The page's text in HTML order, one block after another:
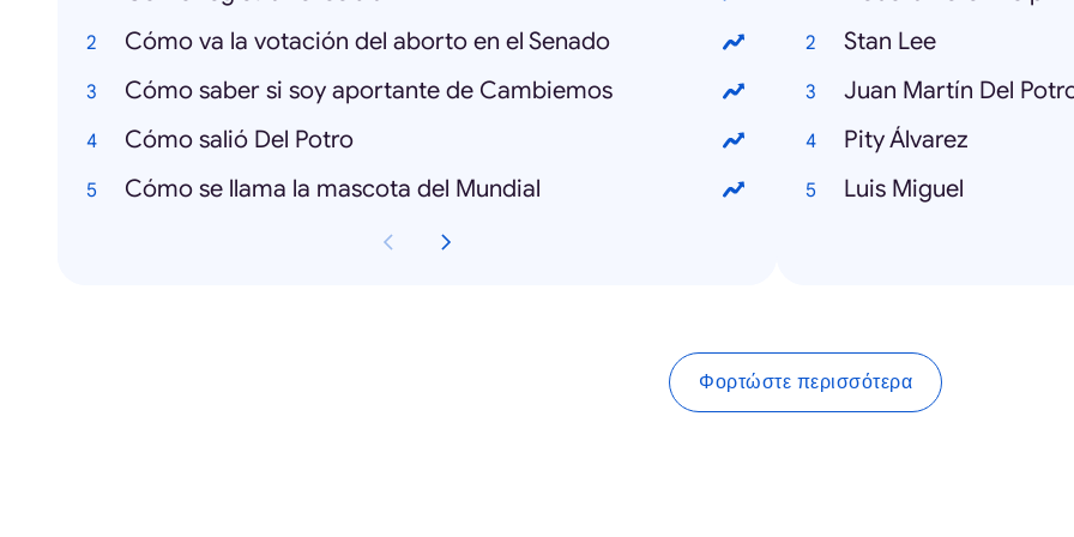
Cómo va la votación del aborto en el Senado
Cómo saber si soy aportante de Cambiemos
Cómo salió Del Potro
Cómo se llama la mascota del Mundial
Stan Lee
Juan Martín Del
Pity Álvarez
Luis Miguel
Φορτώστε περισσότερα